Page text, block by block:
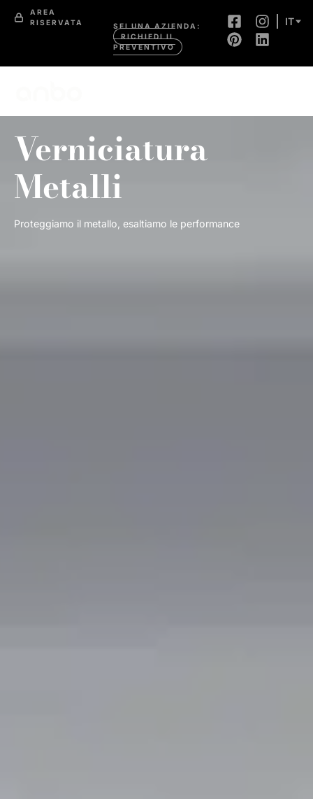
AREA
RISERVATA
SEI UNA AZIENDA:
RICHIEDI IL
PREVENTIVO
IT
Verniciatura
Metalli
Proteggiamo il metallo, esaltiamo le performance